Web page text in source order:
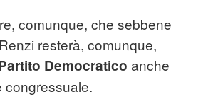
comunque, che sebbene
resterà, comunque,
Democratico anche
congressuale.